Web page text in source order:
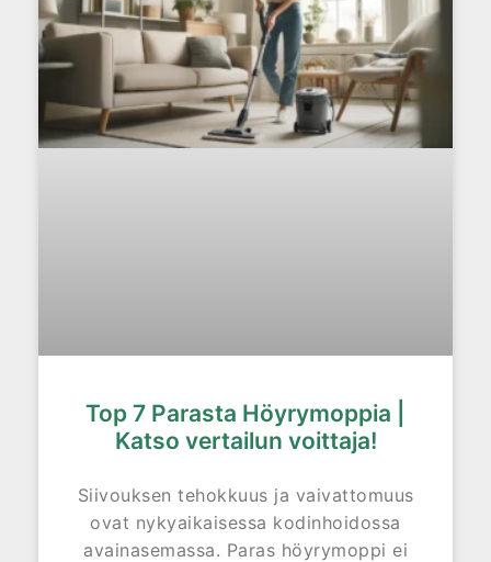
Top 7 Parasta Höyrymoppia |
Katso vertailun voittaja!
Siivouksen tehokkuus ja vaivattomuus
ovat nykyaikaisessa kodinhoidossa
avainasemassa. Paras höyrymoppi ei